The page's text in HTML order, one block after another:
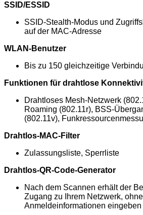
SSID/ESSID
SSID-Stealth-Modus und
auf der MAC-Adresse
WLAN-Benutzer
Bis zu 150 gleichzeitige
Funktionen für drahtlose
Drahtloses Mesh-Netzwerk
Roaming (802.11r), BSS-
(802.11v),
Drahtlos-MAC-Filter
Zulassungsliste, Sperrliste
Drahtlos-QR-Code-Generator
Nach dem Scannen erhält der
Zugang zu Ihrem Netzwerk, ohne
Anmeldeinformationen eingeben